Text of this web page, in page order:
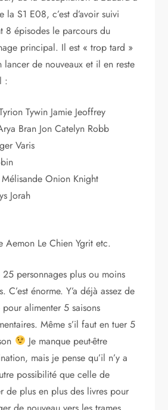
la S1 E08, c’est d’avoir suivi
8 épisodes le parcours du
principal. Il est « trop tard »
lancer de nouveaux et il en reste
:
Tywin Jamie Jeoffrey
Bran Jon Catelyn Robb
Varis
Mélisande Onion Knight
Jorah
Aemon Le Chien Ygrit etc.
25 personnages plus ou moins
C’est énorme. Y’a déjà assez de
pour alimenter 5 saisons
Même s’il faut en tuer 5
Je manque peut-être
mais je pense qu’il n’y a
possibilité que celle de
de plus en plus des livres pour